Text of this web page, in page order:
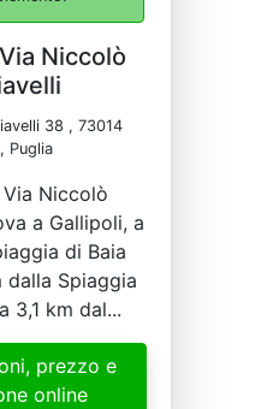
Niccolò
38 , 73014
Puglia
Niccolò
a Gallipoli, a
di Baia
dalla Spiaggia
3,1 km dal...
prezzo e
online